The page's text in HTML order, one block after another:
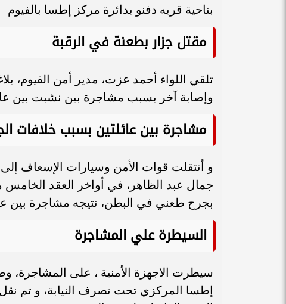
بناحية قريه دفنو بدائرة مركز إطسا بالفيوم
مقتل جزار بطعنة في الرقبة
تلقي اللواء أحمد عزت، مدير أمن الفيوم،
وإصابة آخر بسبب مشاجرة بين نشبت بين
مشاجرة بين عائلتين بسبب خلافات
و أنتقلت قوات الأمن وسيارات الإسعاف
جمال عبد الظاهر، في أواخر العقد الخامس
بجرح طعني في البطن، نتيجه مشاجرة بين
السيطرة علي المشاجرة
سيطرت الاجهزة الأمنية ، على
إطسا المركزي تحت تصرف النيابة، و تم